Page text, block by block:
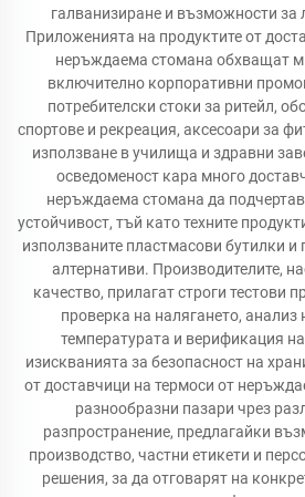
галванизиране и възможности за
Приложенията на продуктите от
неръждаема стомана обхващат
включително корпоративни
потребителски стоки за ритейл,
спортове и рекреация, аксесоари за
използване в училища и здравни
осведоменост кара много
неръждаема стомана да
устойчивост, тъй като техните
използваните пластмасови бутилки и
алтернативи. Производителите,
качество, прилагат строги тестови
проверка на налягането, анализ
температурата и верификация
изискванията за безопасност на
от доставчици на термоси от
разнообразни пазари чрез
разпространение, предлагайки
производство, частни етикети и
решения, за да отговарят на